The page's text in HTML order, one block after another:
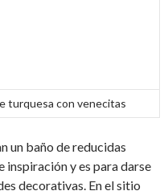
turquesa con venecitas
un baño de reducidas
inspiración y es para darse
decorativas. En el sitio